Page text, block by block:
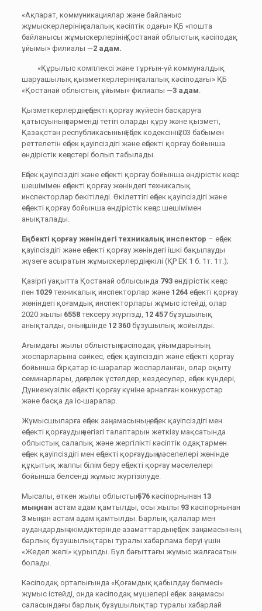
«Ақпарат, коммуникациялар және байланыс
жұмыскерлерінің салалық кәсіптік одағы» ҚБ «пошта
байланысы жұмыскерлерінің Қостанай облыстық кәсіподақ
ұйымы» филиалы —2 адам.
«Құрылыс комплексі және тұрғын-үй коммуналдық
шаруашылық қызметкерлерінің салалық кәсіподағы» ҚБ
«Қостанай облыстық ұйымы» филиалы —3 адам.
Қызметкерлердің еңбекті қорғау жүйесін басқаруға
қатысуының пәрменді тетігі оларды құру және қызметі,
Қазақстан республикасының Еңбек кодексінің 203 бабымен
реттелетін еңбек қауіпсіздігі және еңбекті қорғау бойынша
өндірістік кеңестері болып табылады.
Еңбек қауіпсіздігі және еңбекті қорғау бойынша өндірістік кеңес
шешімімен еңбекті қорғау жөніндегі техникалық
инспекторлар бекітіледі. Өкілеттігі еңбек қауіпсіздігі және
еңбекті қорғау бойынша өндірістік кеңес шешімімен
анықталады.
Еңбекті қорғау жөніндегі техникалық инспектор – еңбек
қауіпсіздігі және еңбекті қорғау жөніндегі ішкі бақылауды
жүзеге асыратын жұмыскерлердің өкілі (ҚР ЕК 1 б. 1т. 1т.);
Қазіргі уақытта Қостанай облысында 793өндірістік кеңес
пен 1029техникалық инспекторлар және 1264еңбекті қорғау
жөніндегі қоғамдық инспекторлары жұмыс істейді, олар
2020 жылы 6558тексеру жүргізді, 12 457бұзушылық
анықталды, оның ішінде 12 360бұзушылық жойылды.
Ағымдағы жылы облыстың кәсіподақ ұйымдарының
жоспарларына сәйкес, еңбек қауіпсіздігі және еңбекті қорғау
бойынша бірқатар іс-шаралар жоспарланған, олар оқыту
семинарлары, дөңгелек үстелдер, кездесулер, еңбек күндері,
Дүниежүзілік еңбекті қорғау күніне арналған конкурстар
және басқа да іс-шаралар.
Жұмысшыларға еңбек заңнамасының, еңбек қауiпсiздiгi мен
еңбектi қорғаудың негiзгi талаптарын жеткiзу мақсатында
облыстық салалық және жергiлiктi кәсiптiк одақтармен
еңбек қауiпсiздiгi мен еңбектi қорғаудың мәселелері жөнінде
құқытық жалпы бiлiм беру еңбектi қорғау мәселелерi
бойынша белсендi жұмыс жүргiзілуде.
Мысалы, өткен жылы облыстың576кәсіпорнынан 13
мыңнан астам адам қамтылды, осы жылы 93кәсіпорнынан
3мыңнан астам адам қамтылды. Барлық қалалар мен
аудандардың әкімдіктерінде азаматтардың еңбек заңнамасының
барлық бұзушылықтары туралы хабарлама беруі үшін
«Жедел желі» құрылды. Бұл бағыттағы жұмыс жалғасатын
болады.
Кәсіподақ орталығында «Қоғамдық қабылдау бөлмесі»
жұмыс істейді, онда кәсіподақ мүшелері еңбек заңнамасы
саласындағы барлық бұзушылықтар туралы хабарлай